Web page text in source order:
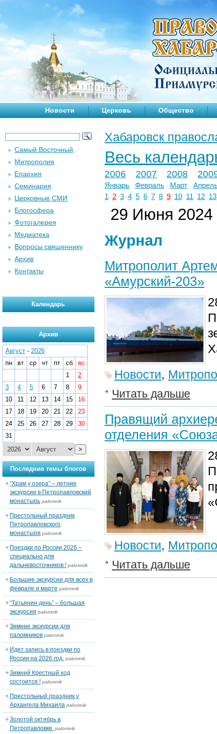
Новости Церковь Общество
Хабаровск
Весь
2006 2007 2008
Январь Февраль Март
1
2 3 4 5 6 7 8 9 10 11 12 13
29 Июня 2024
Журнал
Митрополит
«Амурский-203»
Новости,
Читать дальше
Правящий
отделения
Новости,
Читать дальше
Самый Восточный
Митрополия
Епархия
Семинария
Церковные СМИ
Блогосфера
Фотогалерея
Медиатека
Вопросы священнику
Архив
Контакты
Календарь
Архив
Август - 2026
пн
вт ср чт пт сб
вс
1
2
3
4 5 6 7 8
9
10
11 12 13 14 15
16
17
18 19 20 21 22
23
24
25 26 27 28 29
30
31
>
Последние темы блогов
“Храм у озера” – летние
экскурсии в Петропавловский
монастырь palomnik
Престольный праздник
Петропавловского
монастыря palomnik
Поездки по России 2026 –
специально для
дальневосточников ! palomnik
Большие экскурсии для всех в
феврале и марте palomnik
“Татьянин день” – большая
экскурсия palomnik
Зимние экскурсии для
паломников palomnik
Идет запись в поездки по
России на 2026 год. palomnik
Зимний Крестный ход
состоится ! palomnik
Престольный праздник у
Архангела Михаила palomnik
Золотой октябрь в
Петропавловке. palomnik